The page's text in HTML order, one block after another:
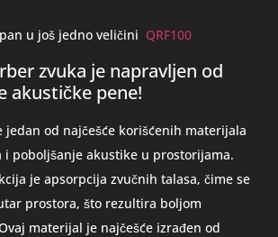
u još jedno veličini QRF100
zvuka je napravljen od
akustičke pene!
jedan od najčešće korišćenih materijala
i poboljšanje akustike u prostorijama.
je apsorpcija zvučnih talasa, čime se
prostora, što rezultira boljom
materijal je najčešće izrađen od